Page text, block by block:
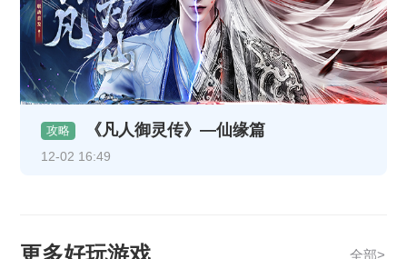
攻略 《凡人御灵传》—仙缘篇
12-02 16:49
全部>